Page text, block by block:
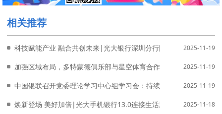
相关推荐
科技赋能产业 融合共创未来|光大银行深圳分行阳光科创首次亮相
2025-11-19
加强区域布局，多特蒙德俱乐部与星空体育合作签署 2025-11-19
中国银联召开党委理论学习中心组学习会：持续深化对习近平新时
2025-11-19
焕新登场 美好加倍|光大手机银行13.0连接生活新篇章 2025-11-18